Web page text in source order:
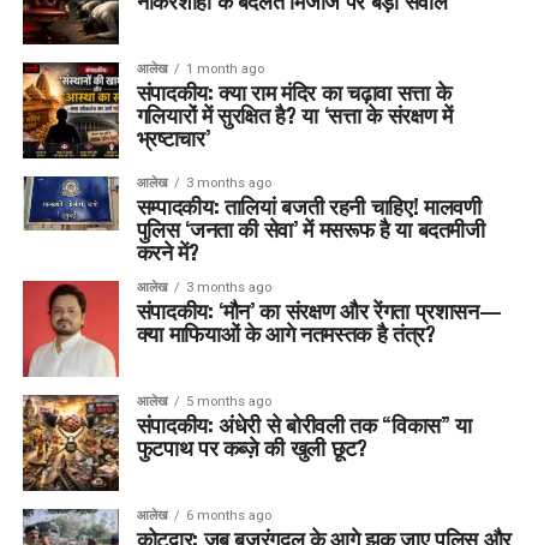
आलेख 1 month ago
संपादकीय: क्या राम मंदिर का चढ़ावा सत्ता के
गलियारों में सुरक्षित है? या ‘सत्ता के संरक्षण में
भ्रष्टाचार’
आलेख 3 months ago
सम्पादकीय: तालियां बजती रहनी चाहिए! मालवणी
पुलिस ‘जनता की सेवा’ में मसरूफ है या बदतमीजी
करने में?
आलेख 3 months ago
संपादकीय: ‘मौन’ का संरक्षण और रेंगता प्रशासन—
क्या माफियाओं के आगे नतमस्तक है तंत्र?
आलेख 5 months ago
संपादकीय: अंधेरी से बोरीवली तक “विकास” या
फुटपाथ पर कब्ज़े की खुली छूट?
आलेख 6 months ago
कोटद्वार: जब बजरंगदल के आगे झुक जाए पुलिस और